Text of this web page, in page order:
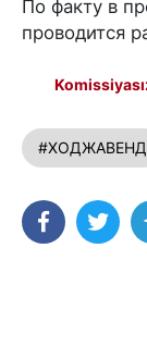
По факту в
проводится
#ХОДЖАВЕНД